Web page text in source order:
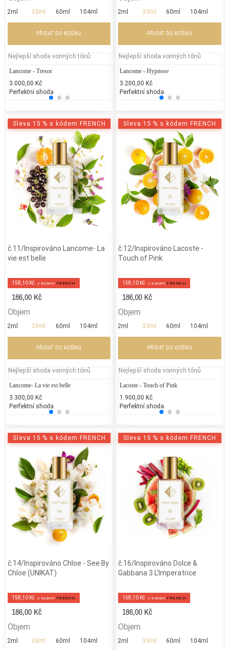
2ml 33ml 60ml 104ml
PŘIDAT DO KOŠÍKU
Nejlepší shoda vonných tónů
Lancome - Tresor
3.000,00 Kč
Perfektní shoda
Jean Paul Gaultier - Classique
2.300,00 Kč
50% běžných vonných tónů
2ml 33ml 60ml 104ml
PŘIDAT DO KOŠÍKU
Nejlepší shoda vonných tónů
Lancome - Hypnose
3.200,00 Kč
Perfektní shoda
Sleva 15 % s kódem FRENCH
č.11/Inspirováno Lancome- La
vie est belle
158,10 Kč z kodem FRENCH
186,00 Kč
Objem
2ml 33ml 60ml 104ml
PŘIDAT DO KOŠÍKU
Nejlepší shoda vonných tónů
Lancome- La vie est belle
3.300,00 Kč
Perfektní shoda
Repetto - Dance with Repetto
2.037,89 Kč
25% běžných vonných tónů
Sleva 15 % s kódem FRENCH
č.12/Inspirováno Lacoste -
Touch of Pink
158,10 Kč z kodem FRENCH
186,00 Kč
Objem
2ml 33ml 60ml 104ml
PŘIDAT DO KOŠÍKU
Nejlepší shoda vonných tónů
Lacoste - Touch of Pink
1.900,00 Kč
Perfektní shoda
Sleva 15 % s kódem FRENCH
č.14/Inspirováno Chloe - See By
Chloe (UNIKAT)
158,10 Kč z kodem FRENCH
186,00 Kč
Objem
2ml 33ml 60ml 104ml
Sleva 15 % s kódem FRENCH
č.16/Inspirováno Dolce &
Gabbana 3 L’Imperatrice
158,10 Kč z kodem FRENCH
186,00 Kč
Objem
2ml 33ml 60ml 104ml